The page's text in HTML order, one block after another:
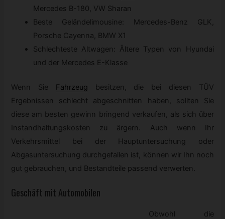
Mercedes B-180, VW Sharan
Beste Geländelimousine: Mercedes-Benz GLK,
Porsche Cayenna, BMW X1
Schlechteste Altwagen: Ältere Typen von Hyundai
und der Mercedes E-Klasse
Wenn Sie Fahrzeug
besitzen, die bei diesen TÜV
Ergebnissen schlecht abgeschnitten haben, sollten Sie
diese am besten gewinn bringend verkaufen, als sich über
Instandhaltungskosten zu ärgern. Auch wenn Ihr
Verkehrsmittel bei der Hauptuntersuchung oder
Abgasuntersuchung durchgefallen ist, können wir Ihn noch
gut gebrauchen, und Bestandteile passend verwerten.
Geschäft mit Automobilen
Obwohl die